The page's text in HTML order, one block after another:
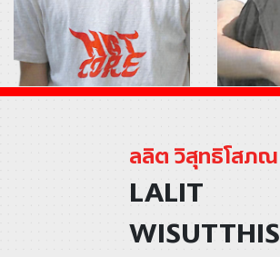
ลลิต วิสุทธิโสภณ
LALIT